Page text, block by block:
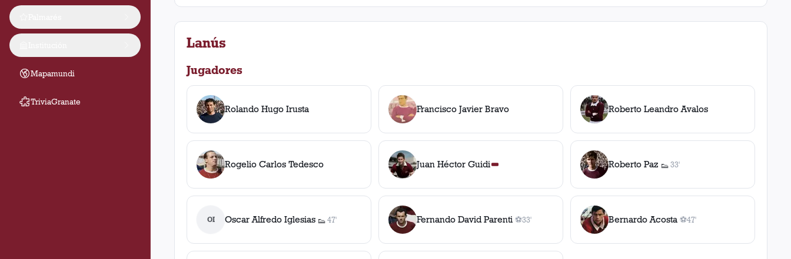
Mapamundi
TriviaGranate
Lanús
Jugadores
Rolando Hugo Irusta Francisco Javier Bravo Roberto Leandro Avalos
Rogelio Carlos Tedesco Juan Héctor Guidi Roberto Paz 👟
1asistencia
33'
OI Oscar Alfredo Iglesias 👟
1asistencia
47' Fernando David Parenti ⚽
1gol
33' Bernardo Acosta ⚽
1gol
47'